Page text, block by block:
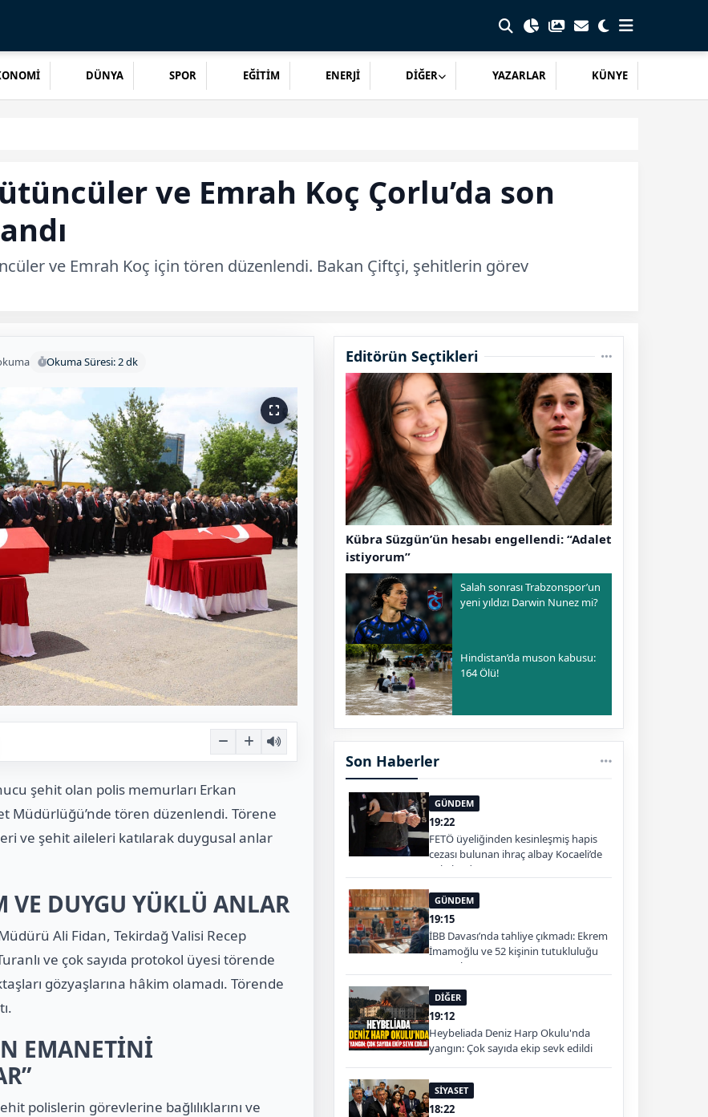
DÜNYA SPOR EĞİTİM ENERJİ DİĞER YAZARLAR KÜNYE
ve Emrah Koç Çorlu’da son
ve Emrah Koç için tören düzenlendi. Bakan Çiftçi, şehitlerin görev
Okuma Süresi: 2 dk
şehit olan polis memurları Erkan
Müdürlüğü’nde tören düzenlendi. Törene
ve şehit aileleri katılarak duygusal anlar
VE DUYGU YÜKLÜ ANLAR
Ali Fidan, Tekirdağ Valisi Recep
ve çok sayıda protokol üyesi törende
gözyaşlarına hâkim olamadı. Törende
EMANETİNİ
polislerin görevlerine bağlılıklarını ve
Editörün Seçtikleri
Kübra Süzgün’ün hesabı engellendi: “Adalet
istiyorum”
Salah sonrası Trabzonspor’un
yeni yıldızı Darwin Nunez mi?
Hindistan’da muson kabusu:
164 Ölü!
Son Haberler
GÜNDEM
19:22
FETÖ üyeliğinden kesinleşmiş hapis
cezası bulunan ihraç albay Kocaeli’de
yakalandı
GÜNDEM
19:15
İBB Davası’nda tahliye çıkmadı: Ekrem
İmamoğlu ve 52 kişinin tutukluluğu
sürecek
DİĞER
19:12
Heybeliada Deniz Harp Okulu'nda
yangın: Çok sayıda ekip sevk edildi
SİYASET
18:22